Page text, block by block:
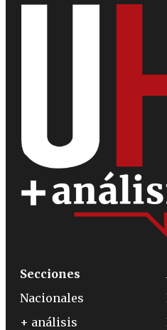
Secciones
Nacionales
+ análisis